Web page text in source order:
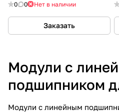
0 0 Нет в наличии
Заказать
Модули с
подшипником
Модули с линейным